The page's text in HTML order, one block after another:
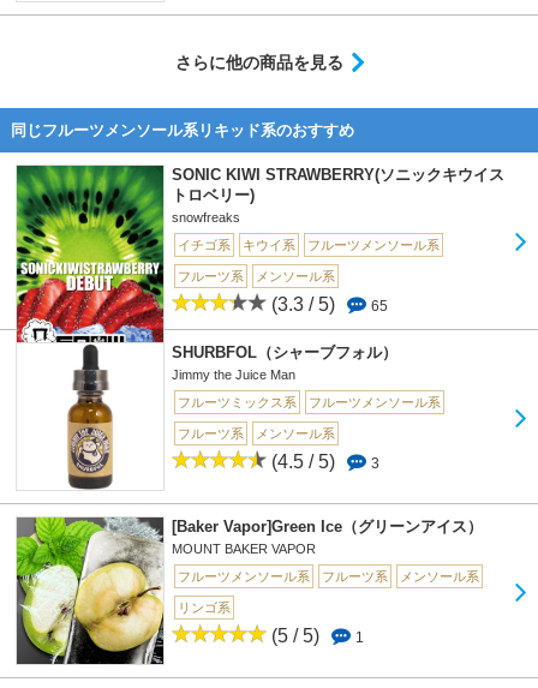
さらに他の商品を見る
同じフルーツメンソール系リキッド系のおすすめ
SONIC KIWI STRAWBERRY(ソニックキウイス
トロベリー)
snowfreaks
イチゴ系
キウイ系 フルーツメンソール系
フルーツ系 メンソール系
(3.3 / 5) 65
SHURBFOL（シャーブフォル）
Jimmy the Juice Man
フルーツミックス系
フルーツメンソール系
フルーツ系 メンソール系
(4.5 / 5) 3
[Baker Vapor]Green Ice（グリーンアイス）
MOUNT BAKER VAPOR
フルーツメンソール系
フルーツ系 メンソール系
リンゴ系
(5 / 5) 1